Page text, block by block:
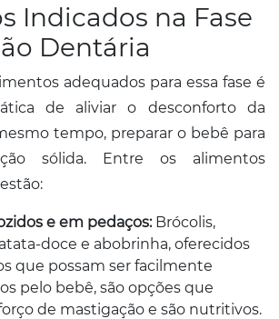
Indicados na Fase
Dentária
adequados para essa fase é
de aliviar o desconforto da
tempo, preparar o bebê para
sólida. Entre os alimentos
e em pedaços:Brócolis,
doce e abobrinha, oferecidos
que possam ser facilmente
pelo bebê, são opções que
de mastigação e são nutritivos.